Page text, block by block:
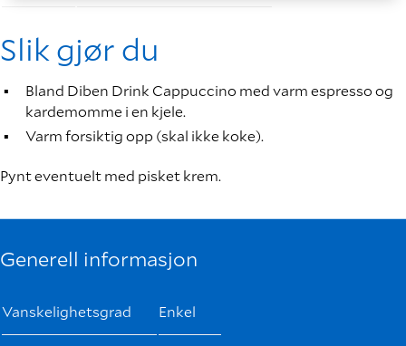
Slik gjør du
Bland Diben Drink Cappuccino med varm espresso og
kardemomme i en kjele.
Varm forsiktig opp (skal ikke koke).
Pynt eventuelt med pisket krem.
Generell informasjon
Vanskelighetsgrad Enkel